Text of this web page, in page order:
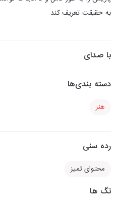
به حقیقت تعریف کند.
با صدای
دسته بندی‌ها
هنر
رده سنی
محتوای تمیز
تگ ها